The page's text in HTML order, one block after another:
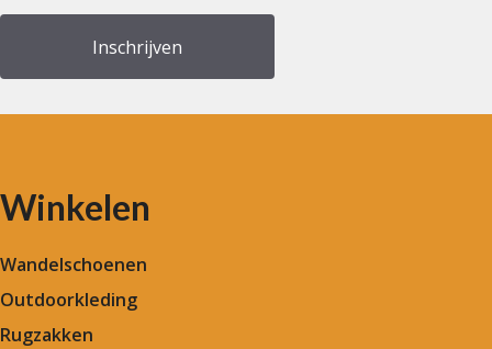
Winkelen
Wandelschoenen
Outdoorkleding
Rugzakken